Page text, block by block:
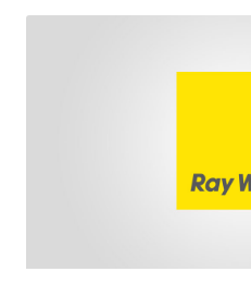
akan terjadi dengan harga